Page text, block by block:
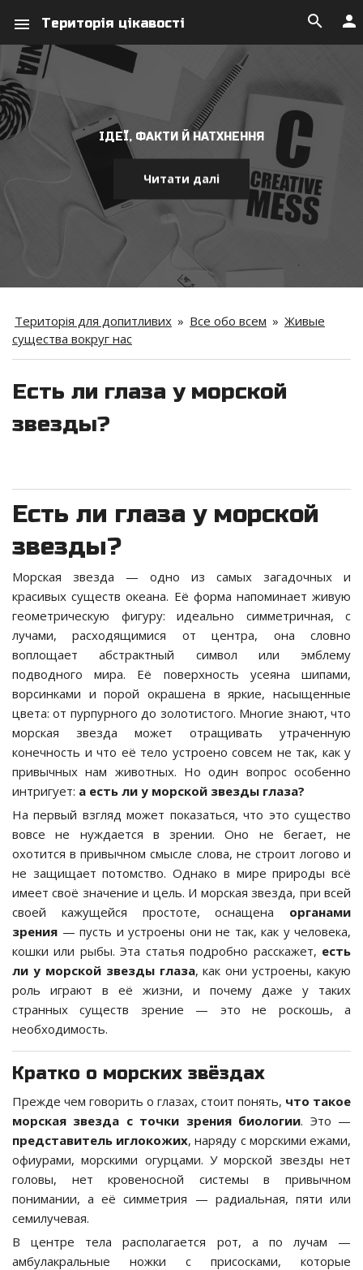
menu Територія цікавості person
search
ІДЕЇ, ФАКТИ Й НАТХНЕННЯ
Читати далі
Територія для допитливих » Все обо всем » Живые
существа вокруг нас
Есть ли глаза у морской
звезды?
Есть ли глаза у морской
звезды?
Морская звезда — одно из самых загадочных и
красивых существ океана. Её форма напоминает живую
геометрическую фигуру: идеально симметричная, с
лучами, расходящимися от центра, она словно
воплощает абстрактный символ или эмблему
подводного мира. Её поверхность усеяна шипами,
ворсинками и порой окрашена в яркие, насыщенные
цвета: от пурпурного до золотистого. Многие знают, что
морская звезда может отращивать утраченную
конечность и что её тело устроено совсем не так, как у
привычных нам животных. Но один вопрос особенно
интригует: а есть ли у морской звезды глаза?
На первый взгляд может показаться, что это существо
вовсе не нуждается в зрении. Оно не бегает, не
охотится в привычном смысле слова, не строит логово и
не защищает потомство. Однако в мире природы всё
имеет своё значение и цель. И морская звезда, при всей
своей кажущейся простоте, оснащена органами
зрения — пусть и устроены они не так, как у человека,
кошки или рыбы. Эта статья подробно расскажет, есть
ли у морской звезды глаза, как они устроены, какую
роль играют в её жизни, и почему даже у таких
странных существ зрение — это не роскошь, а
необходимость.
Кратко о морских звёздах
Прежде чем говорить о глазах, стоит понять, что такое
морская звезда с точки зрения биологии. Это —
представитель иглокожих, наряду с морскими ежами,
офиурами, морскими огурцами. У морской звезды нет
головы, нет кровеносной системы в привычном
понимании, а её симметрия — радиальная, пяти или
семилучевая.
В центре тела располагается рот, а по лучам —
амбулакральные ножки с присосками, которые